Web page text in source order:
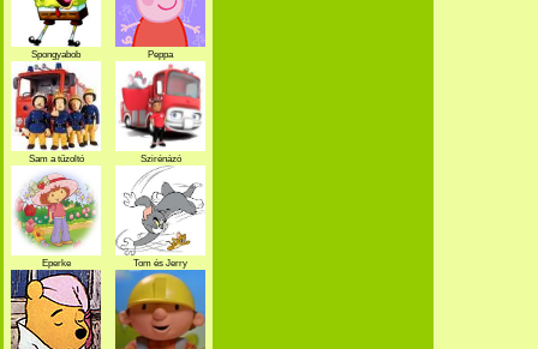
Spongyabob Peppa
Sam a tűzoltó
Szirénázó
szupercsapat
Eperke Tom és Jerry